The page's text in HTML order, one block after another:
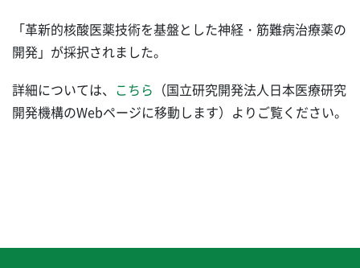
「革新的核酸医薬技術を基盤とした神経・筋難病治療薬の
開発」が採択されました。
詳細については、 こちら
（国立研究開発法人日本医療研究
開発機構のWebページに移動します）よりご覧ください。